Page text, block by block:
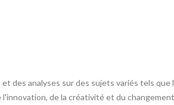
des analyses sur des sujets variés tels que
de la créativité et du